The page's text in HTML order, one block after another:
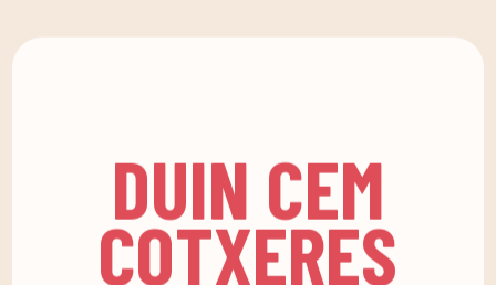
Planes personalizados
DUIN CEM
COTXERES